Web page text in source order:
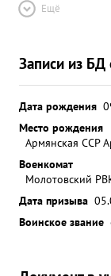
Ещё
Записи из
Дата рождения
Место рождения
Армянская ССР
Военкомат
Молотовский
Дата призыва
Воинское звание